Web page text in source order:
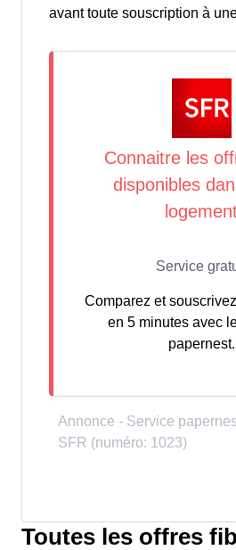
avant toute souscription à
Comparez et
en 5 minutes avec
papernest.
Toutes les offres